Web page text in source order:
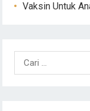
Vaksin Untuk
Cari
untuk: